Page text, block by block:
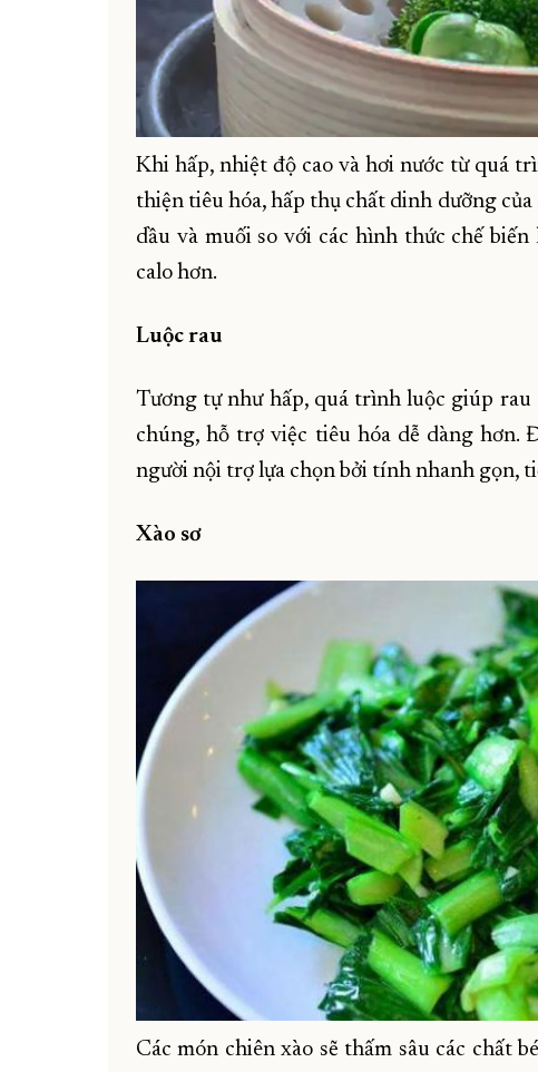
Khi hấp, nhiệt độ cao và hơi nước từ quá
thiện tiêu hóa, hấp thụ chất dinh dưỡng
dầu và muối so với các hình thức chế
calo hơn.
Luộc rau
Tương tự như hấp, quá trình luộc giúp
chúng, hỗ trợ việc tiêu hóa dễ dàng hơn.
người nội trợ lựa chọn bởi tính nhanh gọn,
Xào sơ
Các món chiên xào sẽ thấm sâu các chất